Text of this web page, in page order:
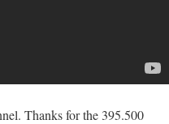
Thanks for the 395.500